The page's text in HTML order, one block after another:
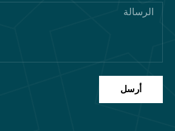
أرسل